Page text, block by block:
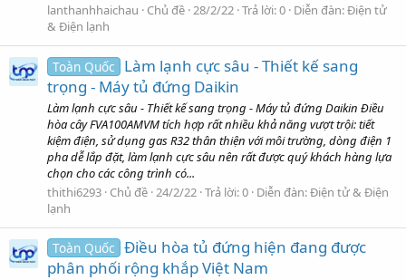
lanthanhhaichau
Chủ đề 28/2/22 Trả lời: 0 Diễn đàn:Điện tử
& Điện lạnh
Toàn Quốc
Làm lạnh cực sâu - Thiết kế sang
trọng - Máy tủ đứng Daikin
Làm lạnh cực sâu - Thiết kế sang trọng - Máy tủ đứng Daikin Điều
hòa cây FVA100AMVM tích hợp rất nhiều khả năng vượt trội: tiết
kiệm điện, sử dụng gas R32 thân thiện với môi trường, dòng điện 1
pha dễ lắp đặt, làm lạnh cực sâu nên rất được quý khách hàng lựa
chọn cho các công trình có...
thithi6293 Chủ đề 24/2/22 Trả lời: 0 Diễn đàn:Điện tử & Điện
lạnh
Toàn Quốc Điều hòa tủ đứng hiện đang được
phân phối rộng khắp Việt Nam